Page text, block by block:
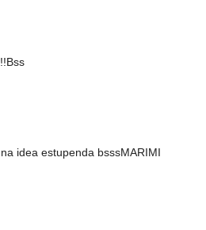
idea estupenda bsssMARIMI